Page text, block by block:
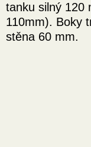
tanku silný 120
110mm). Boky
stěna 60 mm.